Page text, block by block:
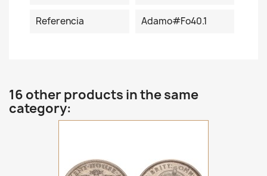
Referencia Adamo#Fo40.1
16 other products in the same
category: